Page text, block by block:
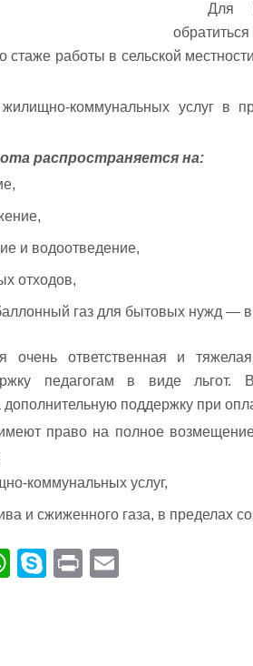
Для
стаже работы в сельской
коммунальных услуг в
распространяется на:
и водоотведение,
отходов,
газ для бытовых нужд — в
очень ответственная и
педагогам в виде льгот.
поддержку при
право на полное
коммунальных услуг,
и сжиженного газа, в пределах
W
S
Pr